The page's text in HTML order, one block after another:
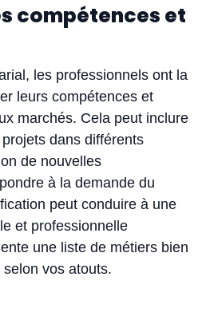
compétences et
les professionnels ont la
leurs compétences et
marchés. Cela peut inclure
dans différents
de nouvelles
à la demande du
peut conduire à une
et professionnelle
une liste de métiers bien
vos atouts.